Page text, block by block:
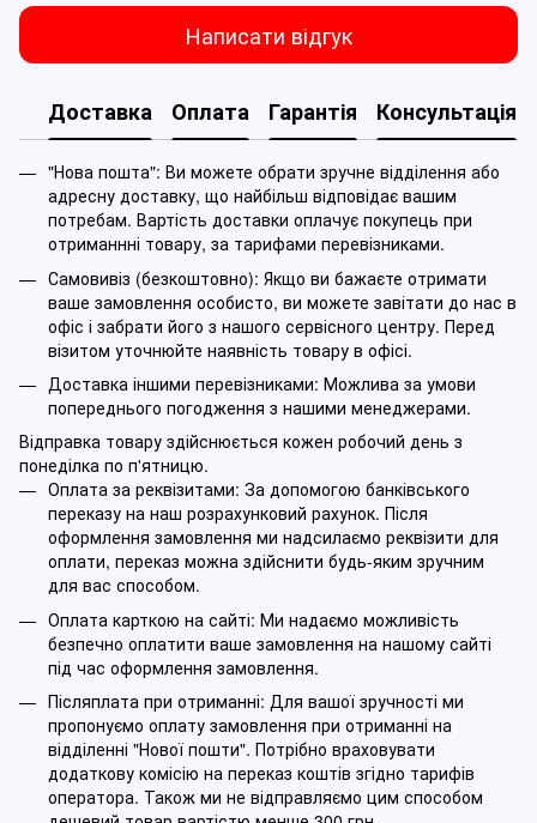
Написати відгук
Доставка Оплата Гарантія Консультація
"Нова пошта": Ви можете обрати зручне відділення або
адресну доставку, що найбільш відповідає вашим
потребам. Вартість доставки оплачує покупець при
отриманнні товару, за тарифами перевізниками.
Самовивіз (безкоштовно): Якщо ви бажаєте отримати
ваше замовлення особисто, ви можете завітати до нас в
офіс і забрати його з нашого сервісного центру. Перед
візитом уточнюйте наявність товару в офісі.
Доставка іншими перевізниками: Можлива за умови
попереднього погодження з нашими менеджерами.
Відправка товару здійснюється кожен робочий день з
понеділка по п'ятницю.
Оплата за реквізитами: За допомогою банківського
переказу на наш розрахунковий рахунок. Після
оформлення замовлення ми надсилаємо реквізити для
оплати, переказ можна здійснити будь-яким зручним
для вас способом.
Оплата карткою на сайті: Ми надаємо можливість
безпечно оплатити ваше замовлення на нашому сайті
під час оформлення замовлення.
Післяплата при отриманні: Для вашої зручності ми
пропонуємо оплату замовлення при отриманні на
відділенні "Нової пошти". Потрібно враховувати
додаткову комісію на переказ коштів згідно тарифів
оператора. Також ми не відправляємо цим способом